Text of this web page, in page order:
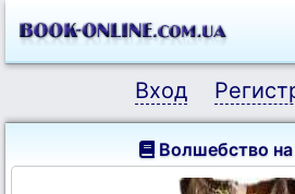
Вход
Волшебство на